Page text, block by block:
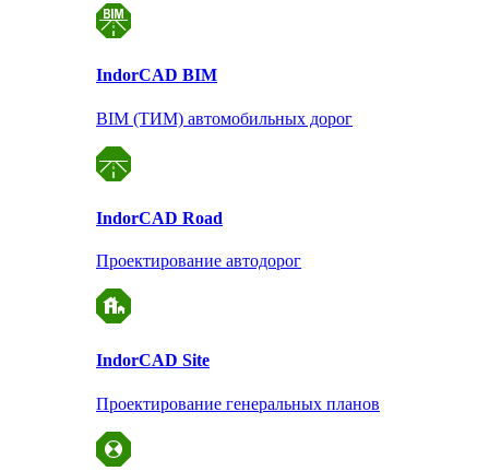
IndorCAD BIM
BIM (ТИМ) автомобильных дорог
IndorCAD Road
Проектирование автодорог
IndorCAD Site
Проектирование генеральных планов